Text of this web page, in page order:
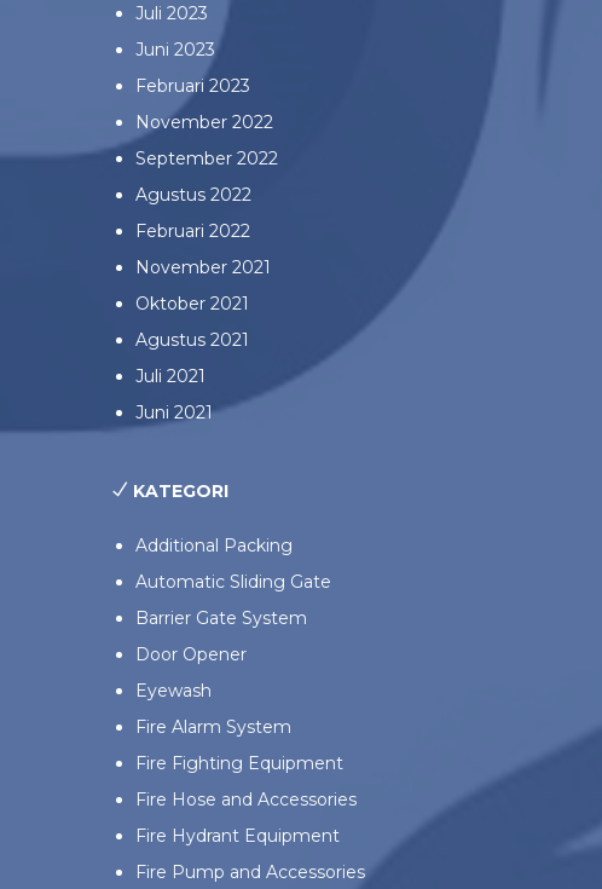
Juli 2023
Juni 2023
Februari 2023
November 2022
September 2022
Agustus 2022
Februari 2022
November 2021
Oktober 2021
Agustus 2021
Juli 2021
Juni 2021
KATEGORI
Additional Packing
Automatic Sliding Gate
Barrier Gate System
Door Opener
Eyewash
Fire Alarm System
Fire Fighting Equipment
Fire Hose and Accessories
Fire Hydrant Equipment
Fire Pump and Accessories